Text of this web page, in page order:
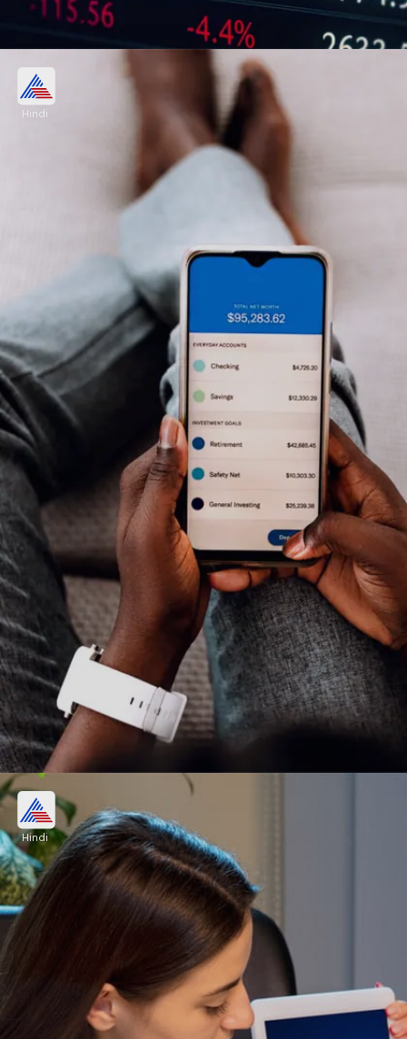
ग्रे मार्केट में 43 रुपए प्रीमियम पर था Trident
Techlabs का शेयर
लिस्टिंग से पहले Trident Techlabs का शेयर ग्रे मार्केट में
43 रुपये के प्रीमियम पर ट्रेड कर रहा था। हालांकि, इसने उससे
भी कहीं ज्यादा रिटर्न दे दिया।
Hindi
700 गुना सब्सक्राइब हुआ था Trident
Techlabs का IPO
Trident Techlabs का IPO 700 गुना सब्सक्राइब हुआ था।
रिटेल कैटेगरी में 1000 गुना से ज्यादा सब्सक्राइब किया गया था,
वहीं NII कैटेगरी में 854 गुना और QIB में 100 गुना बोलियां
मिलीं।
Image credits: freepik
Hindi